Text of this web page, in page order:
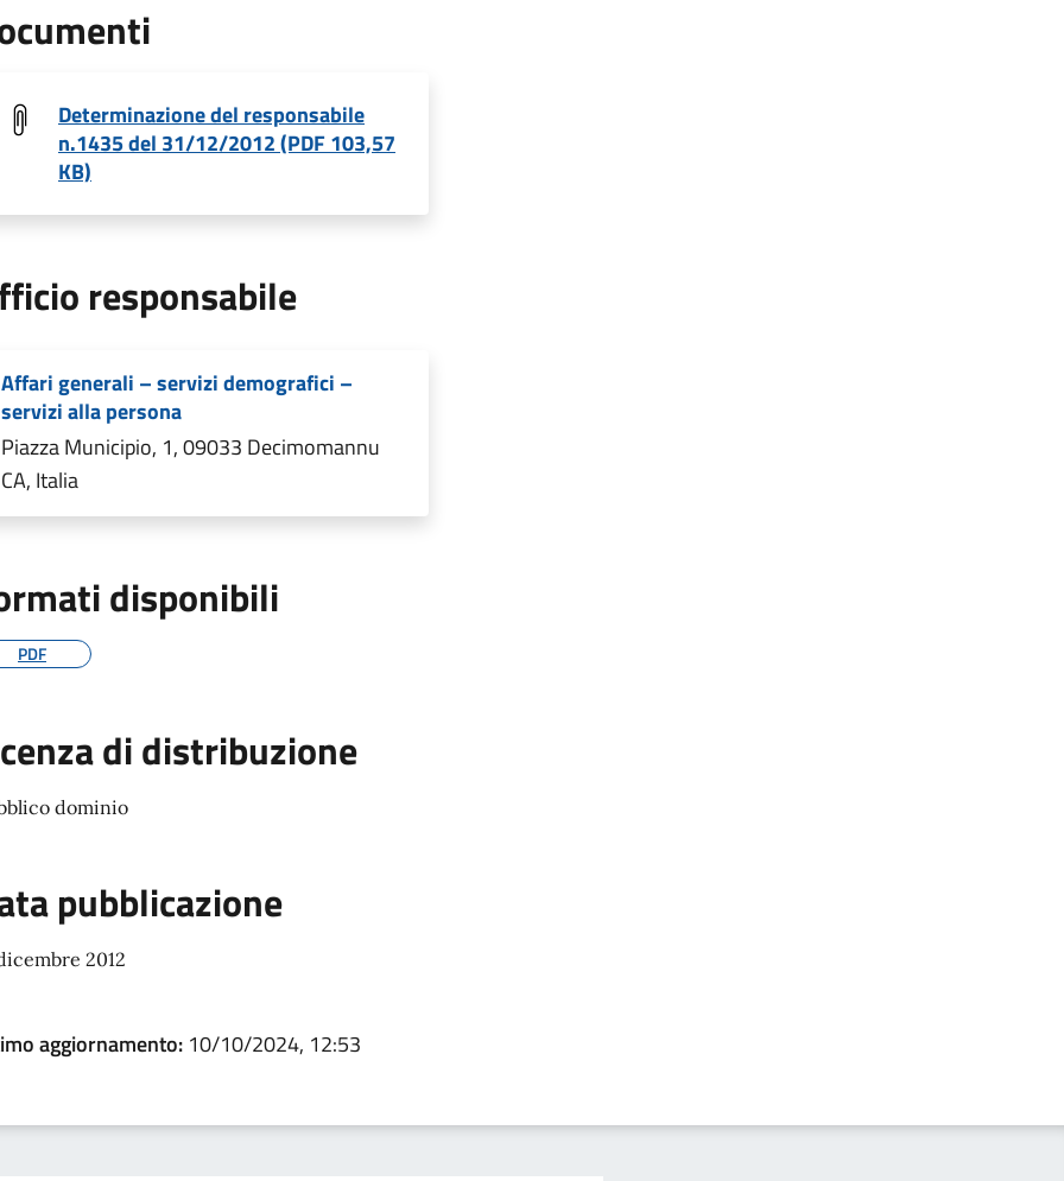
Determinazione del responsabile
n.1435 del 31/12/2012 (PDF 103,57
KB)
responsabile
Affari generali – servizi demografici –
servizi alla persona
Piazza Municipio, 1, 09033 Decimomannu
CA, Italia
disponibili
PDF
di distribuzione
dominio
pubblicazione
2012
aggiornamento: 10/10/2024, 12:53